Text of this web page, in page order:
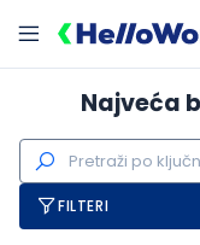
Najveća
FILTERI